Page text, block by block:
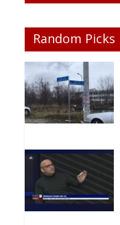
Random Picks